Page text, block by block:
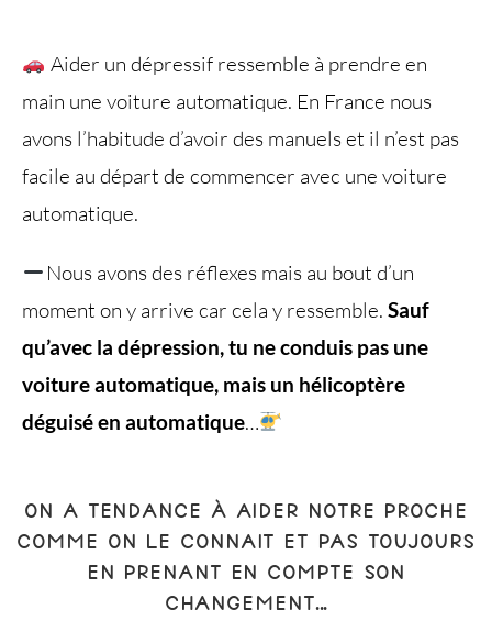
Aider un dépressif ressemble à prendre en
main une voiture automatique. En France nous
avons l’habitude d’avoir des manuels et il n’est pas
facile au départ de commencer avec une voiture
automatique.
Nous avons des réflexes mais au bout d’un
moment on y arrive car cela y ressemble. Sauf
qu’avec la dépression, tu ne conduis pas une
voiture automatique, mais un hélicoptère
déguisé en automatique…
ON A TENDANCE À AIDER NOTRE PROCHE
COMME ON LE CONNAIT ET PAS TOUJOURS
EN PRENANT EN COMPTE SON
CHANGEMENT...